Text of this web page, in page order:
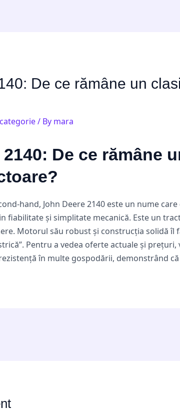
De ce rămâne un
/ By mara
De ce rămâne
hand, John Deere 2140 este un nume
fiabilitate și simplitate mecanică. Este un
Motorul său robust și construcția solidă îl
Pentru a vedea oferte actuale și prețuri,
în multe gospodării, demonstrând